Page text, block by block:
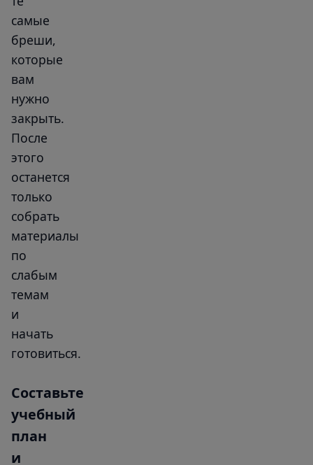
самые
бреши,
которые
вам
нужно
закрыть.
После
этого
останется
только
собрать
материалы
по
слабым
темам
и
начать
готовиться.
Составьте
учебный
план
и